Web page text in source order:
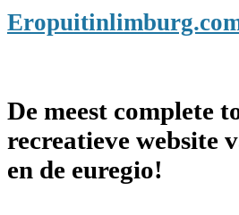
De meest complete
recreatieve website
en de euregio!